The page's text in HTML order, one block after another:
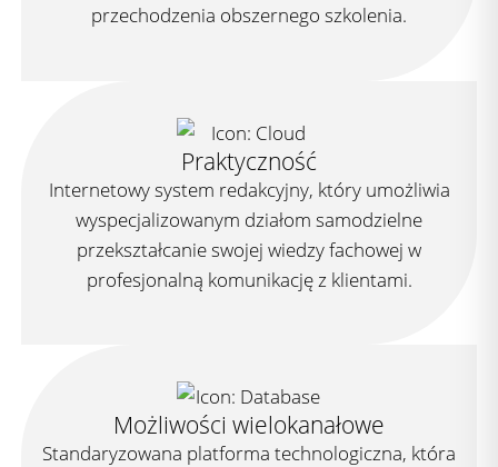
przechodzenia obszernego szkolenia.
Praktyczność
Internetowy system redakcyjny, który umożliwia
wyspecjalizowanym działom samodzielne
przekształcanie swojej wiedzy fachowej w
profesjonalną komunikację z klientami.
Możliwości wielokanałowe
Standaryzowana platforma technologiczna, która